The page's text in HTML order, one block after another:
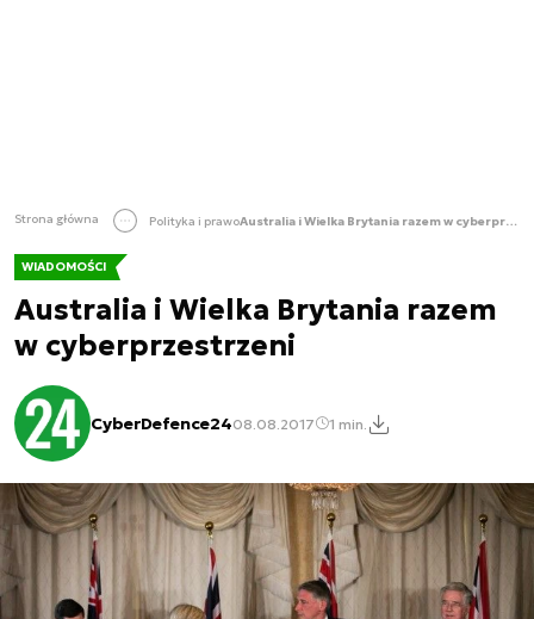
Strona główna Polityka i prawo Australia i Wielka Brytania razem w cyberprzestrzeni
WIADOMOŚCI
Australia i Wielka Brytania razem
w cyberprzestrzeni
CyberDefence2408.08.2017 1 min.